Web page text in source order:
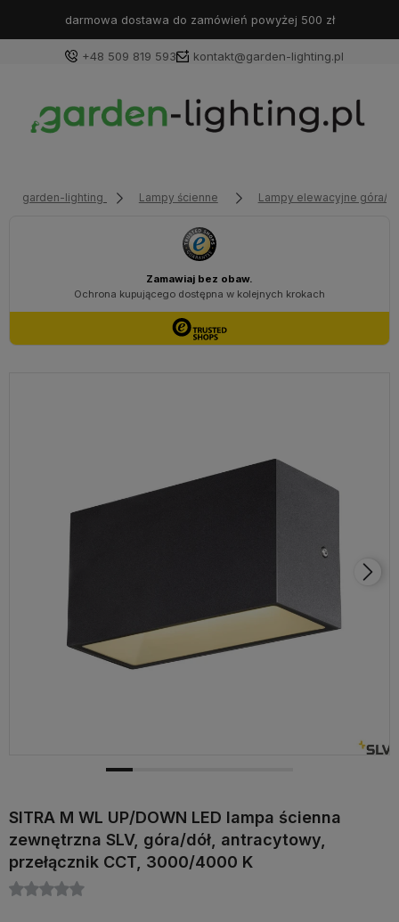
darmowa dostawa do zamówień powyżej 500 zł
+48 509 819 593 kontakt@garden-lighting.pl
Załóż konto
Wybierz coś dla siebie z naszej aktualnej oferty lub
zaloguj się, aby przywrócić dodane produkty do listy
z poprzedniej sesji.
garden-lighting Lampy ścienne Lampy elewacyjne góra/
SITRA M WL UP/DOWN LED lampa ścienna
zewnętrzna SLV, góra/dół, antracytowy,
przełącznik CCT, 3000/4000 K